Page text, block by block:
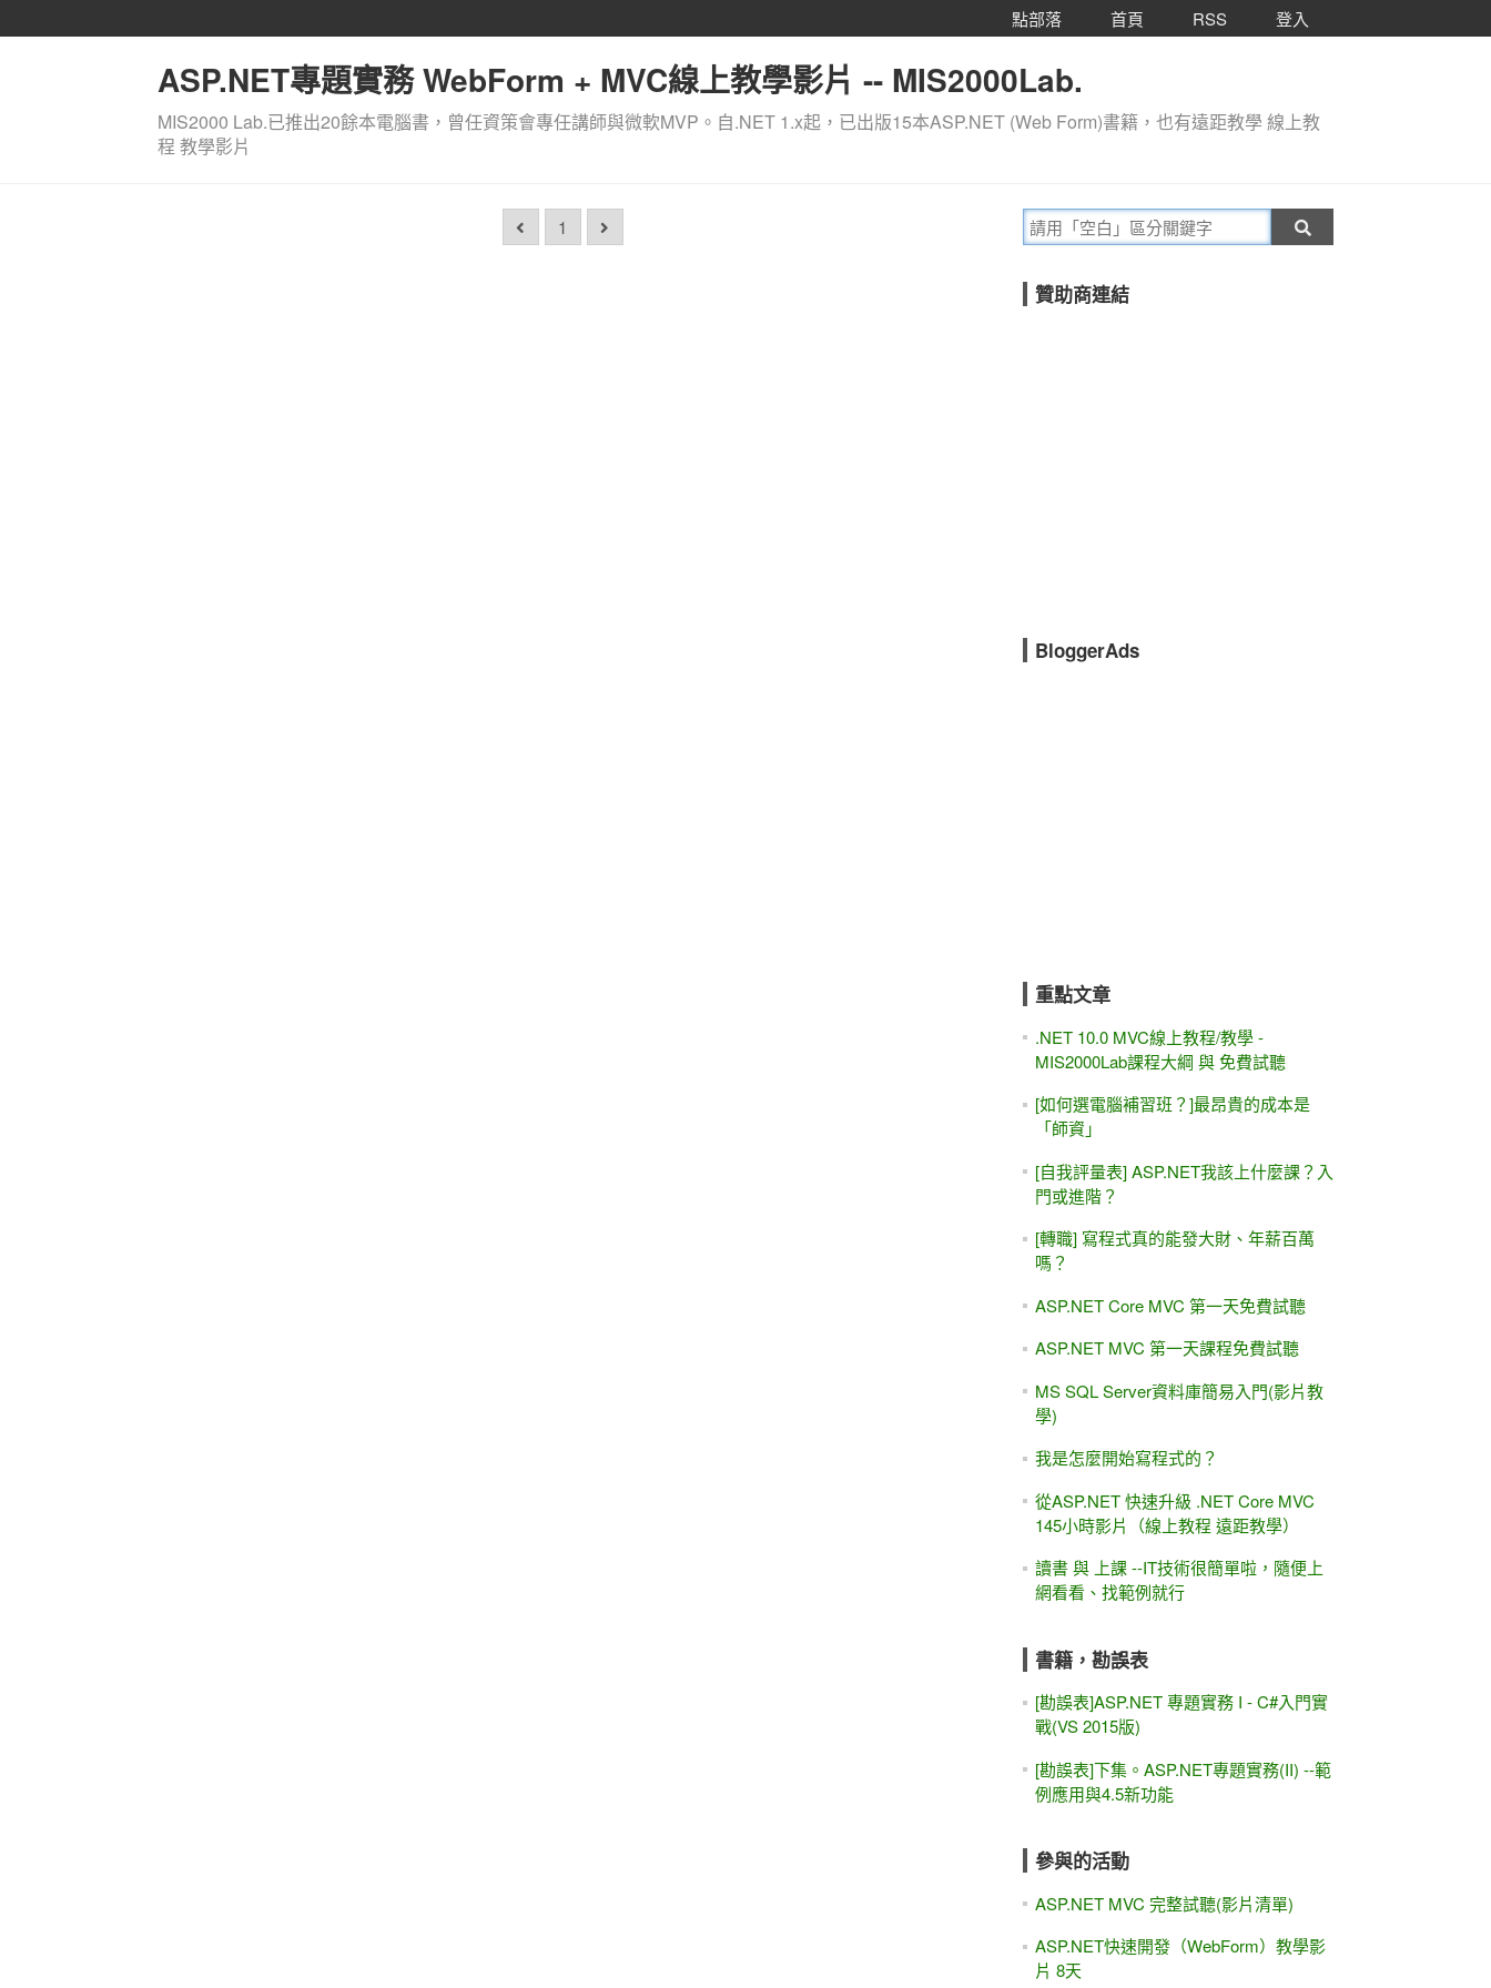
點部落 首頁 RSS 登入
ASP.NET專題實務 WebForm + MVC線上教學影片 -- MIS2000Lab.
MIS2000 Lab.已推出20餘本電腦書，曾任資策會專任講師與微軟MVP。自.NET 1.x起，已出版15本ASP.NET (Web Form)書籍，也有遠距教學 線上教
程 教學影片
1
贊助商連結
BloggerAds
重點文章
.NET 10.0 MVC線上教程/教學 -
MIS2000Lab課程大綱 與 免費試聽
[如何選電腦補習班？]最昂貴的成本是
「師資」
[自我評量表] ASP.NET我該上什麼課？入
門或進階？
[轉職] 寫程式真的能發大財、年薪百萬
嗎？
ASP.NET Core MVC 第一天免費試聽
ASP.NET MVC 第一天課程免費試聽
MS SQL Server資料庫簡易入門(影片教
學)
我是怎麼開始寫程式的？
從ASP.NET 快速升級 .NET Core MVC
145小時影片（線上教程 遠距教學）
讀書 與 上課 --IT技術很簡單啦，隨便上
網看看、找範例就行
書籍，勘誤表
[勘誤表]ASP.NET 專題實務 I - C#入門實
戰(VS 2015版)
[勘誤表]下集。ASP.NET專題實務(II) --範
例應用與4.5新功能
參與的活動
ASP.NET MVC 完整試聽(影片清單)
ASP.NET快速開發（WebForm）教學影
片 8天